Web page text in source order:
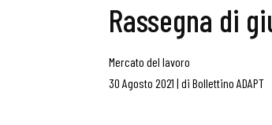
Rassegna di
Mercato del lavoro
30 Agosto 2021 | di Bollettino ADAPT